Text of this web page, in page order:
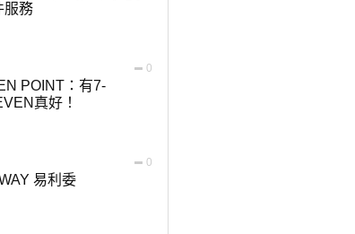
服務
0
POINT：有7-
真好！
0
易利委